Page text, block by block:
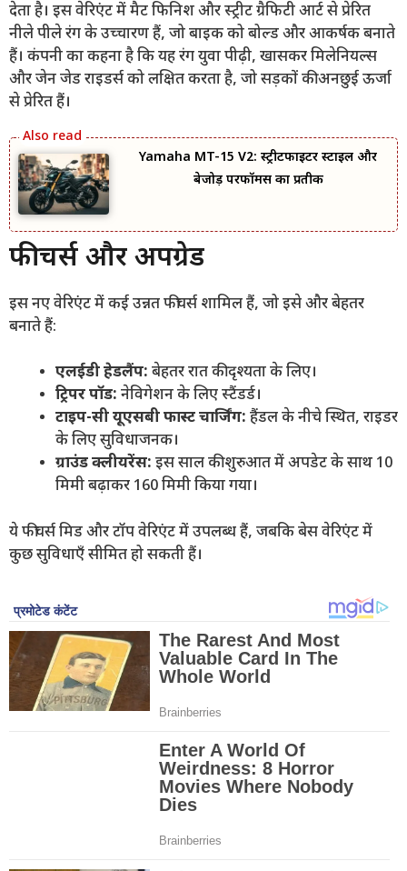
देता है। इस वेरिएंट में मैट फिनिश और स्ट्रीट ग्रैफिटी आर्ट से प्रेरित
नीले पीले रंग के उच्चारण हैं, जो बाइक को बोल्ड और आकर्षक बनाते
हैं। कंपनी का कहना है कि यह रंग युवा पीढ़ी, खासकर मिलेनियल्स
और जेन जेड राइडर्स को लक्षित करता है, जो सड़कों की अनछुई ऊर्जा
से प्रेरित हैं।
Yamaha MT-15 V2: स्ट्रीटफाइटर स्टाइल और
बेजोड़ परफॉर्मेंस का प्रतीक
फीचर्स और अपग्रेड
इस नए वेरिएंट में कई उन्नत फीचर्स शामिल हैं, जो इसे और बेहतर
बनाते हैं:
एलईडी हेडलैंप: बेहतर रात की दृश्यता के लिए।
ट्रिपर पॉड: नेविगेशन के लिए स्टैंडर्ड।
टाइप-सी यूएसबी फास्ट चार्जिंग: हैंडल के नीचे स्थित, राइडर
के लिए सुविधाजनक।
ग्राउंड क्लीयरेंस: इस साल की शुरुआत में अपडेट के साथ 10
मिमी बढ़ाकर 160 मिमी किया गया।
ये फीचर्स मिड और टॉप वेरिएंट में उपलब्ध हैं, जबकि बेस वेरिएंट में
कुछ सुविधाएँ सीमित हो सकती हैं।